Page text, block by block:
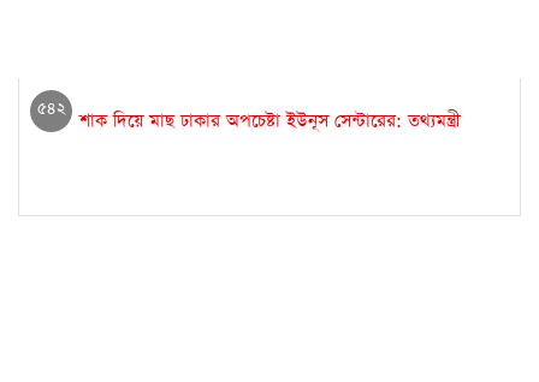
৫৪২ শাক দিয়ে মাছ ঢাকার অপচেষ্টা ইউনূস সেন্টারের: তথ্যমন্ত্রী